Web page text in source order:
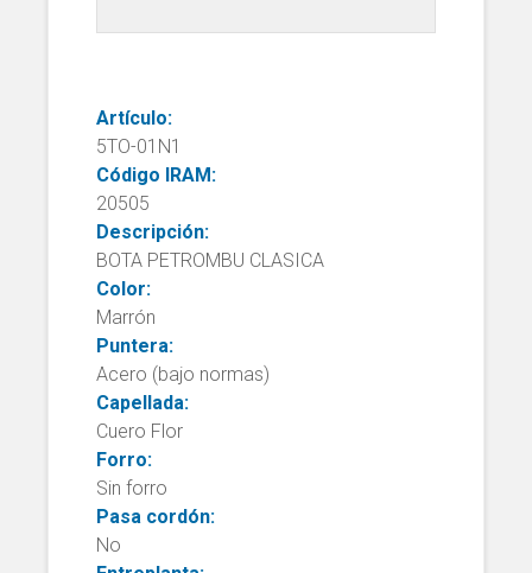
Artículo:
5TO-01N1
Código IRAM:
20505
Descripción:
BOTA PETROMBU CLASICA
Color:
Marrón
Puntera:
Acero (bajo normas)
Capellada:
Cuero Flor
Forro:
Sin forro
Pasa cordón:
No